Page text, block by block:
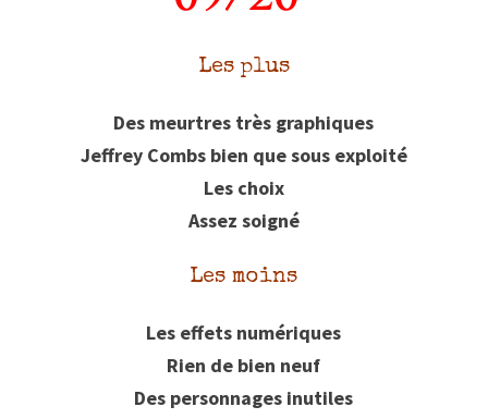
Les plus
Des meurtres très graphiques
Jeffrey Combs bien que sous exploité
Les choix
Assez soigné
Les moins
Les effets numériques
Rien de bien neuf
Des personnages inutiles